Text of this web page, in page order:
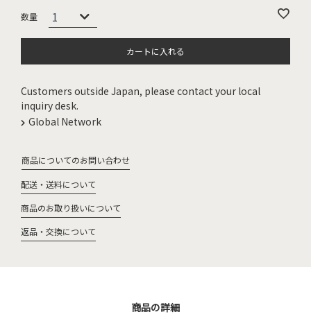
カートに入れる
Customers outside Japan, please contact your local
inquiry desk.
Global Network
商品についてのお問い合わせ
配送・送料について
商品のお取り扱いについて
返品・交換について
商品の詳細